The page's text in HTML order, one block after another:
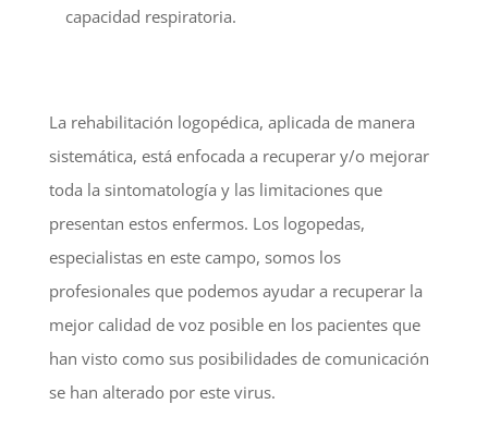
capacidad respiratoria.
La rehabilitación logopédica, aplicada de manera
sistemática, está enfocada a recuperar y/o mejorar
toda la sintomatología y las limitaciones que
presentan estos enfermos. Los logopedas,
especialistas en este campo, somos los
profesionales que podemos ayudar a recuperar la
mejor calidad de voz posible en los pacientes que
han visto como sus posibilidades de comunicación
se han alterado por este virus.